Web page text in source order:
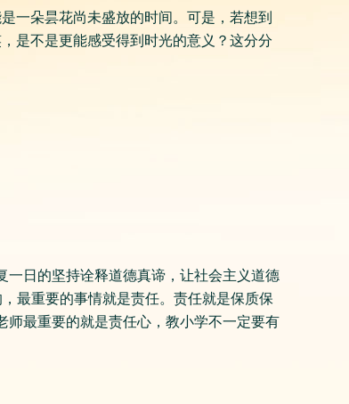
一朵昙花尚未盛放的时间。可是，若想到
是不是更能感受得到时光的意义？这分分
一日的坚持诠释道德真谛，让社会主义道德
最重要的事情就是责任。责任就是保质保
师最重要的就是责任心，教小学不一定要有